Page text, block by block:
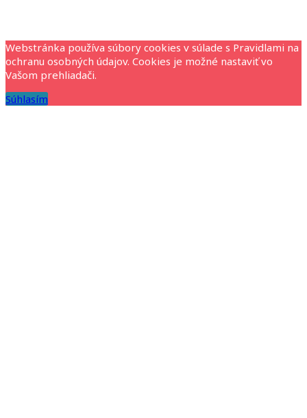
Webstránka používa súbory cookies v súlade s Pravidlami na
ochranu osobných údajov. Cookies je možné nastaviť vo
Vašom prehliadači.
Súhlasím